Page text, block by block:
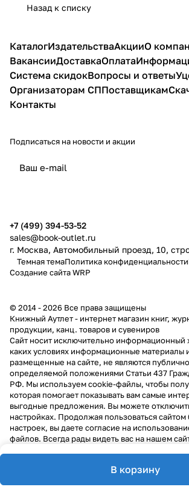
Назад к списку
В корзину
КаталогИздательстваАкцииО
ВакансииДоставкаОплата
Система скидокВопросы и ответы
Организаторам СППоставщикам
Контакты
Подписаться на новости и акции
+7 (499) 394-53-52
sales@book-outlet.ru
г. Москва, Автомобильный проезд, 10,
Темная темаПолитика конфиденциальности
Создание сайтаWRP
© 2014 - 2026 Все права защищены
Книжный Аутлет - интернет магазин книг,
продукции, канц. товаров и сувениров
Cайт носит исключительно информационный
каких условиях информационные материалы
размещенные на сайте, не являются
определяемой положениями Статьи 437
РФ. Мы используем cookie-файлы, чтобы
которая помогает показывать вам самые
выгодные предложения. Вы можете
настройках. Продолжая пользоваться
настроек, вы даете согласие на
файлов. Всегда рады видеть вас на нашем